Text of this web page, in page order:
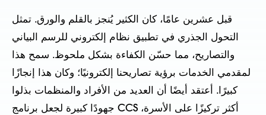
قبل عشرين عامًا، كان الكثير يُنجز بالقلم والورق. تمثل
التحول الجذري في تطبيق نظام إلكتروني للرسم البياني
والتصاريح، مما حسّن الكفاءة بشكل ملحوظ. سمح هذا
لمقدمي الخدمات برؤية تصاريحنا إلكترونيًا؛ وكان هذا إنجازًا
كبيرًا. أعتقد أيضًا أن العديد من الأفراد والمنظمات بذلوا
جهودًا كبيرة لجعل برنامج CCS أكثر تركيزًا على الأسرة،